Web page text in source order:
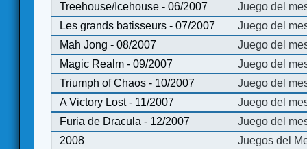
Treehouse/Icehouse - 06/2007
Juego del
Les grands batisseurs - 07/2007
Juego del
Mah Jong - 08/2007
Juego del
Magic Realm - 09/2007
Juego del
Triumph of Chaos - 10/2007
Juego del
A Victory Lost - 11/2007
Juego del
Furia de Dracula - 12/2007
Juego del
2008
Juegos del